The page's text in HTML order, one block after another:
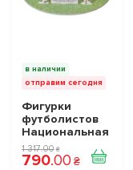
в наличии
отправим сегодня
Фигурки
футболистов
Национальная
Сборная
Украины TOP
1 317.00 ₴
790.00 ₴